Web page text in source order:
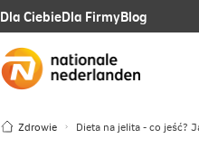
Dla CiebieLink
się
Dla FirmyLink
się
Blog
Zdrowie Dieta na jelita - co jeść?